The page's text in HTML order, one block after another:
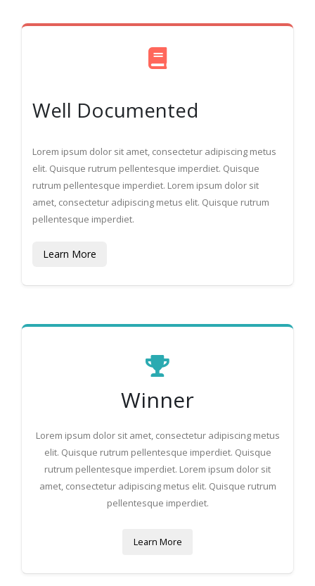
Well Documented
Lorem ipsum dolor sit amet, consectetur adipiscing metus
elit. Quisque rutrum pellentesque imperdiet. Quisque
rutrum pellentesque imperdiet. Lorem ipsum dolor sit
amet, consectetur adipiscing metus elit. Quisque rutrum
pellentesque imperdiet.
Learn More
Winner
Lorem ipsum dolor sit amet, consectetur adipiscing metus
elit. Quisque rutrum pellentesque imperdiet. Quisque
rutrum pellentesque imperdiet. Lorem ipsum dolor sit
amet, consectetur adipiscing metus elit. Quisque rutrum
pellentesque imperdiet.
Learn More